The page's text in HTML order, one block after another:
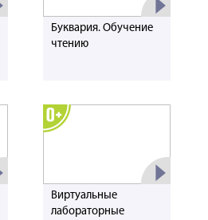
Буквария. Обучение
чтению
Виртуальные
лабораторные